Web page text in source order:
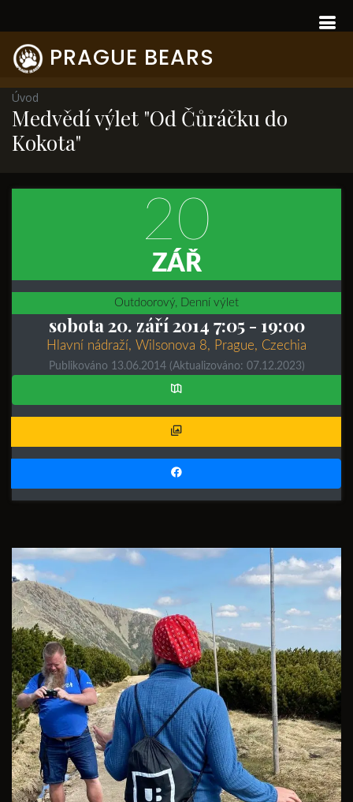
PRAGUE BEARS
Úvod
Medvědí výlet "Od Čůráčku do
Kokota"
20
ZÁŘ
Outdoorový, Denní výlet
sobota 20. září 2014 7:05- 19:00
Hlavní nádraží, Wilsonova 8, Prague, Czechia
Publikováno 13.06.2014 (Aktualizováno: 07.12.2023)